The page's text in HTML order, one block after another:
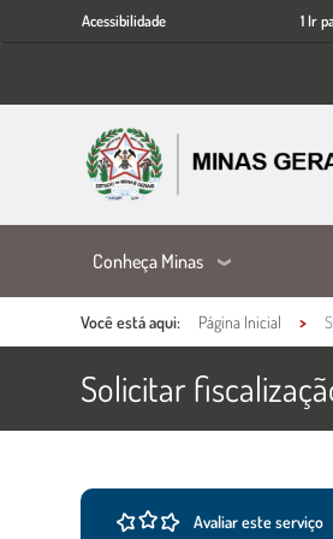
para
conteúdo
Acessibilidade
Acessibilidade 1 Ir
Conheça Minas
Você está aqui: Página Inicial
Solicitar
Conteúdo Principal
Ações eAvaliar este serviço